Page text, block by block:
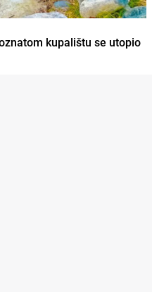
kupalištu se utopio